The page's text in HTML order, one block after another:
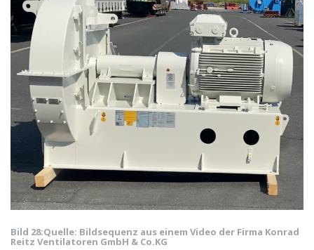
Bild 28:Quelle: Bildsequenz aus einem Video der Firma Konrad
Reitz Ventilatoren GmbH & Co.KG